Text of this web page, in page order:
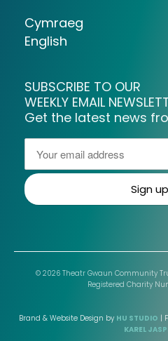
Cymraeg
English
SUBSCRIBE TO OUR
WEEKLY EMAIL
Get the latest news
© 2026 Theatr Gwaun Community
Registered Charity
Brand & Website Design by HU STUDIO |
KAREL